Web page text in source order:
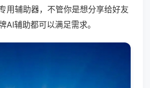
用辅助器，不管你是想分享给好友
AI辅助都可以满足需求。